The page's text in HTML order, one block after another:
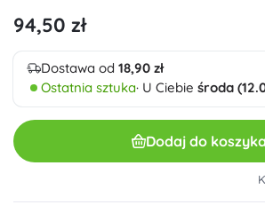
94,50 zł
Dostawa od 18,90 zł
Ostatnia sztuka· U Ciebie środa
Dodaj do koszyka